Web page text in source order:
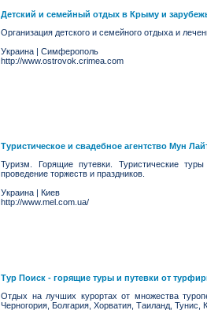
Детский и семейный отдых в Крыму и
Организация детского и семейного отдыха и
Украина | Симферополь
http://www.ostrovok.crimea.com
Туристическое и свадебное агентство Мун
Туризм. Горящие путевки. Туристические
проведение торжеств и праздников.
Украина | Киев
http://www.mel.com.ua/
Тур Поиск - горящие туры и путевки от
Отдых на лучших курортах от множества
Черногория, Болгария, Хорватия, Таиланд, Тунис,